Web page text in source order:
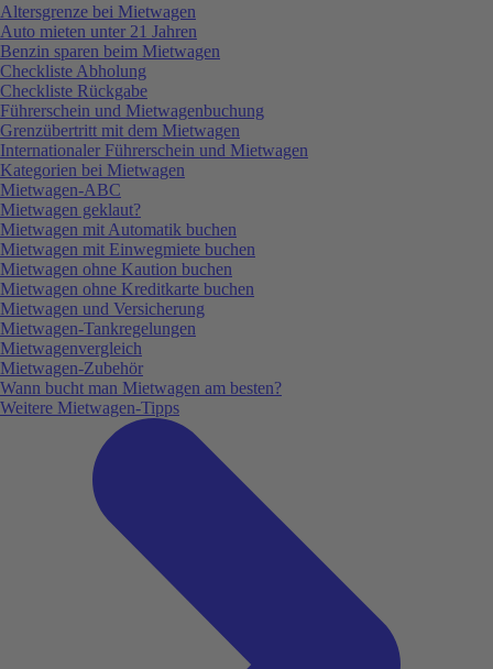
Altersgrenze bei Mietwagen
Auto mieten unter 21 Jahren
Benzin sparen beim Mietwagen
Checkliste Abholung
Checkliste Rückgabe
Führerschein und Mietwagenbuchung
Grenzübertritt mit dem Mietwagen
Internationaler Führerschein und Mietwagen
Kategorien bei Mietwagen
Mietwagen-ABC
Mietwagen geklaut?
Mietwagen mit Automatik buchen
Mietwagen mit Einwegmiete buchen
Mietwagen ohne Kaution buchen
Mietwagen ohne Kreditkarte buchen
Mietwagen und Versicherung
Mietwagen-Tankregelungen
Mietwagenvergleich
Mietwagen-Zubehör
Wann bucht man Mietwagen am besten?
Weitere Mietwagen-Tipps